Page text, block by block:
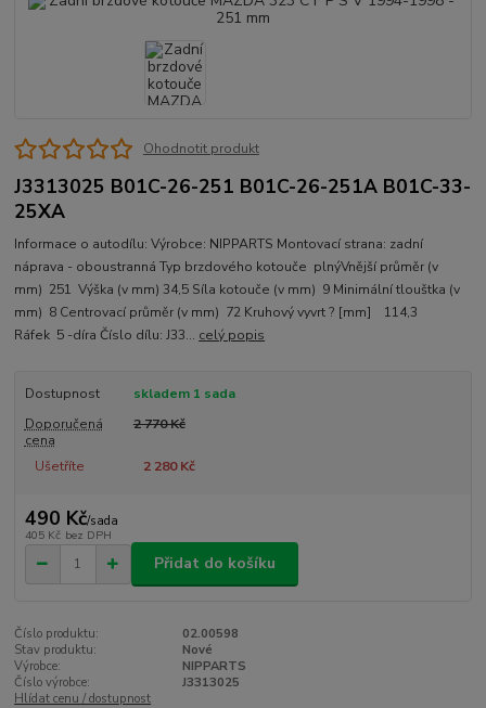
Ohodnotit produkt
J3313025 B01C-26-251 B01C-26-251A B01C-33-
25XA
Informace o autodílu: Výrobce: NIPPARTS Montovací strana: zadní
náprava - oboustranná Typ brzdového kotouče plnýVnější průměr (v
mm) 251 Výška (v mm) 34,5 Síla kotouče (v mm) 9 Minimální tlouštka (v
mm) 8 Centrovací průměr (v mm) 72 Kruhový vyvrt ? [mm] 114,3
Ráfek 5 -díra Číslo dílu: J33... celý popis
Dostupnost
skladem 1 sada
Doporučená
cena
2 770 Kč
Ušetříte 2 280 Kč
490 Kč/sada
405 Kč bez DPH
Přidat do košíku
Číslo produktu:
02.00598
Stav produktu:
Nové
Výrobce:
NIPPARTS
Číslo výrobce:
J3313025
Hlídat cenu / dostupnost